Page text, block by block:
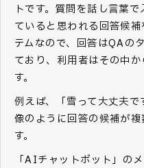
トです。質問を話し言葉
ていると思われる回答候
テムなので、回答はQAの
ており、利用者はその中
す。
例えば、「雪って大丈夫
像のように回答の候補が
す。
「AIチャットボット」の